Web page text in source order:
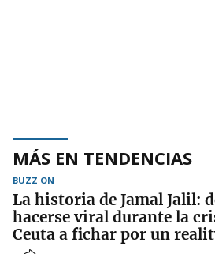
MÁS EN TENDENCIAS
BUZZ ON
La historia de Jamal Jalil:
hacerse viral durante la
Ceuta a fichar por un